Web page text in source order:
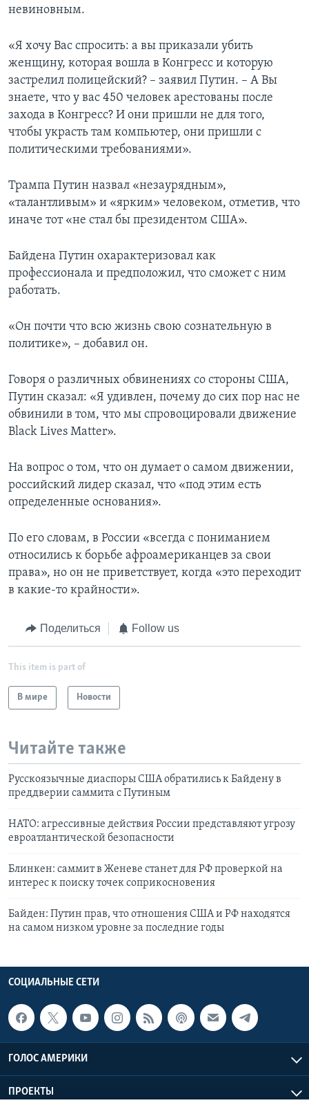
невиновным.
«Я хочу Вас спросить: а вы приказали убить
женщину, которая вошла в Конгресс и которую
застрелил полицейский? – заявил Путин. – А Вы
знаете, что у вас 450 человек арестованы после
захода в Конгресс? И они пришли не для того,
чтобы украсть там компьютер, они пришли с
политическими требованиями».
Трампа Путин назвал «незаурядным»,
«талантливым» и «ярким» человеком, отметив, что
иначе тот «не стал бы президентом США».
Байдена Путин охарактеризовал как
профессионала и предположил, что сможет с ним
работать.
«Он почти что всю жизнь свою сознательную в
политике», – добавил он.
Говоря о различных обвинениях со стороны США,
Путин сказал: «Я удивлен, почему до сих пор нас не
обвинили в том, что мы спровоцировали движение
Black Lives Matter».
На вопрос о том, что он думает о самом движении,
российский лидер сказал, что «под этим есть
определенные основания».
По его словам, в России «всегда с пониманием
относились к борьбе афроамериканцев за свои
права», но он не приветствует, когда «это переходит
в какие-то крайности».
Поделиться Follow us
This item is part of
В мире Новости
Читайте также
Русскоязычные диаспоры США обратились к Байдену в
преддверии саммита с Путиным
НАТО: агрессивные действия России представляют угрозу
евроатлантической безопасности
Блинкен: саммит в Женеве станет для РФ проверкой на
интерес к поиску точек соприкосновения
Байден: Путин прав, что отношения США и РФ находятся
на самом низком уровне за последние годы
СОЦИАЛЬНЫЕ СЕТИ
ГОЛОС АМЕРИКИ
ПРОЕКТЫ